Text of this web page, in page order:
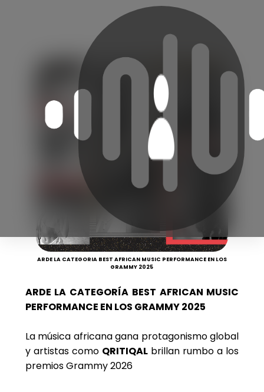
ARDE LA CATEGORIA BEST AFRICAN MUSIC PERFORMANCE EN LOS
GRAMMY 2025
ARDE LA CATEGORÍA BEST AFRICAN MUSIC
PERFORMANCE EN LOS GRAMMY 2025
La música africana gana protagonismo global
y artistas como QRITIQALbrillan rumbo a los
premios Grammy 2026